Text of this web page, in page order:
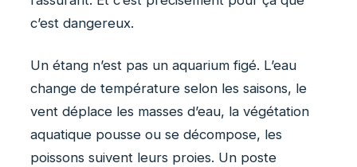
c’est dangereux.
Un étang n’est pas un aquarium figé. L’eau
change de température selon les saisons, le
vent déplace les masses d’eau, la végétation
aquatique pousse ou se décompose, les
poissons suivent leurs proies. Un poste